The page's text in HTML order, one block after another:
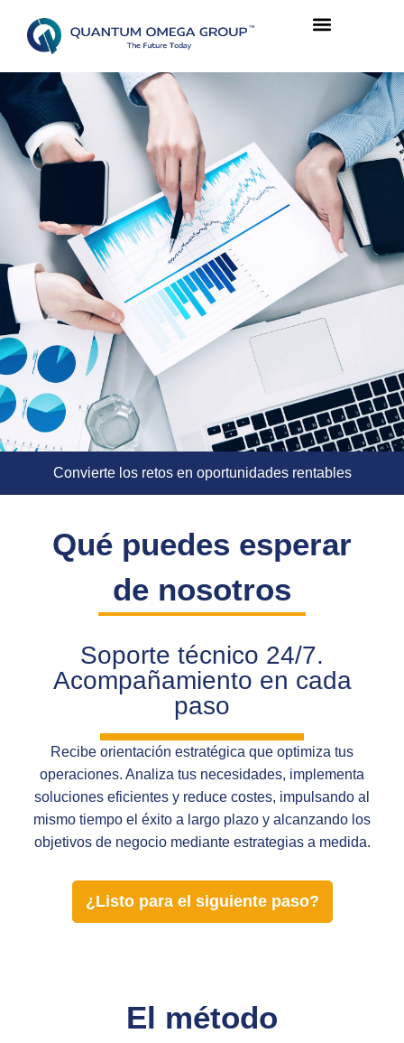
Convierte los retos en oportunidades rentables
Qué puedes esperar
de nosotros
Soporte técnico 24/7.
Acompañamiento en cada
paso
Recibe orientación estratégica que optimiza tus
operaciones. Analiza tus necesidades, implementa
soluciones eficientes y reduce costes, impulsando al
mismo tiempo el éxito a largo plazo y alcanzando los
objetivos de negocio mediante estrategias a medida.
¿Listo para el siguiente paso?
El método